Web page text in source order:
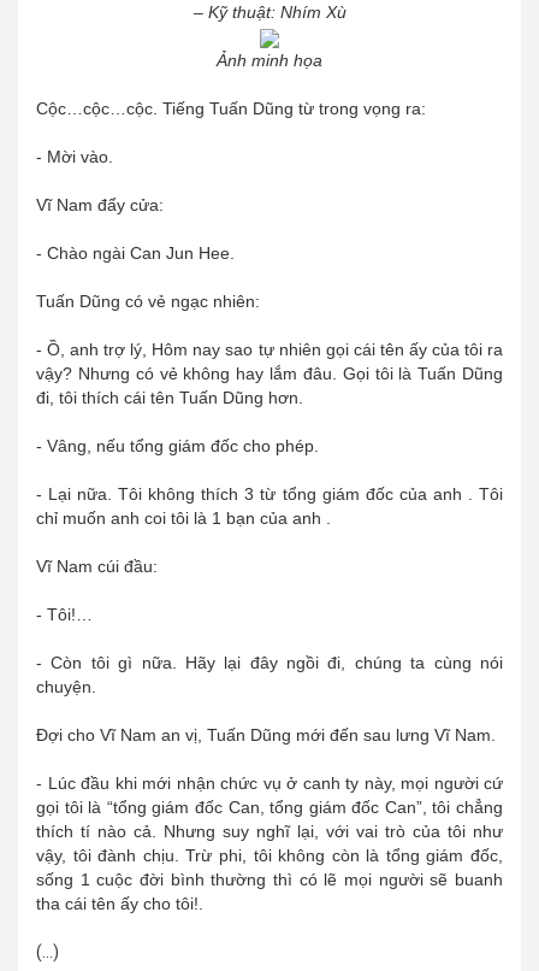
– Kỹ thuật: Nhím Xù
Ảnh minh họa
Cộc…cộc…cộc. Tiếng Tuấn Dũng từ trong vọng ra:
- Mời vào.
Vĩ Nam đẩy cửa:
- Chào ngài Can Jun Hee.
Tuấn Dũng có vẻ ngạc nhiên:
- Ồ, anh trợ lý, Hôm nay sao tự nhiên gọi cái tên ấy của tôi ra
vậy? Nhưng có vẻ không hay lắm đâu. Gọi tôi là Tuấn Dũng
đi, tôi thích cái tên Tuấn Dũng hơn.
- Vâng, nếu tổng giám đốc cho phép.
- Lại nữa. Tôi không thích 3 từ tổng giám đốc của anh . Tôi
chỉ muốn anh coi tôi là 1 bạn của anh .
Vĩ Nam cúi đầu:
- Tôi!…
- Còn tôi gì nữa. Hãy lại đây ngồi đi, chúng ta cùng nói
chuyện.
Đợi cho Vĩ Nam an vị, Tuấn Dũng mới đến sau lưng Vĩ Nam.
- Lúc đầu khi mới nhận chức vụ ở canh ty này, mọi người cứ
gọi tôi là “tổng giám đốc Can, tổng giám đốc Can”, tôi chẳng
thích tí nào cả. Nhưng suy nghĩ lại, với vai trò của tôi như
vậy, tôi đành chịu. Trừ phi, tôi không còn là tổng giám đốc,
sống 1 cuộc đời bình thường thì có lẽ mọi người sẽ buanh
tha cái tên ấy cho tôi!.
(...)